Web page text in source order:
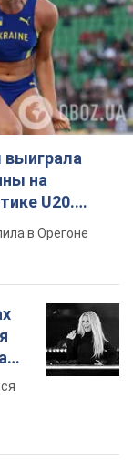
выиграла
на
U20.
в Орегоне